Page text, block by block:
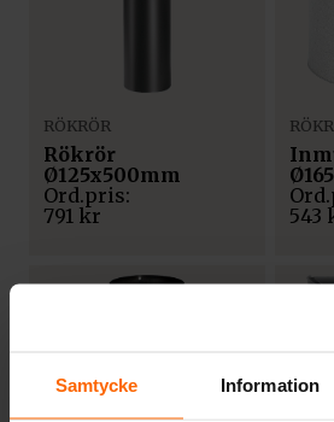
Samtycke Information
RÖKRÖR
Rökrör
Ø125x500mm
791 kr
543